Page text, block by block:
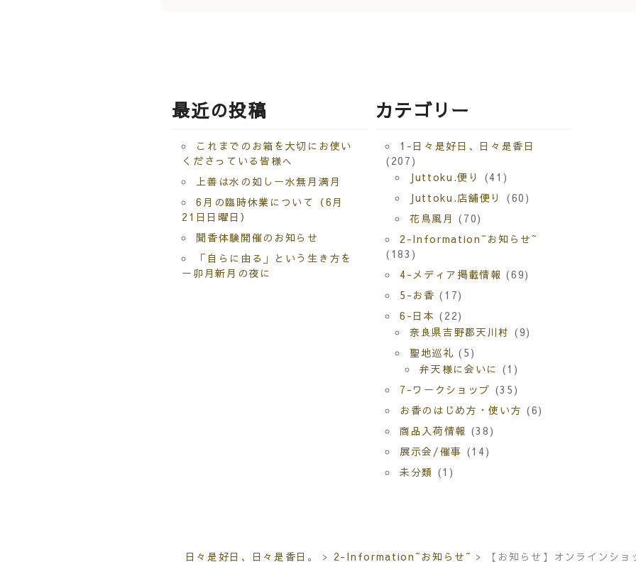
最近の投稿
これまでのお箱を大切にお使い
くださっている皆様へ
上善は水の如しー水無月満月
6月の臨時休業について（6月
21日日曜日）
聞香体験開催のお知らせ
「自らに由る」という生き方を
ー卯月新月の夜に
カテゴリー
1-日々是好日、日々是香日
(207)
Juttoku.便り
(41)
Juttoku.店舗便り
(60)
花鳥風月 (70)
2-Information~お知らせ~
(183)
4-メディア掲載情報 (69)
5-お香 (17)
6-日本 (22)
奈良県吉野郡天川村 (9)
聖地巡礼 (5)
弁天様に会いに (1)
7-ワークショップ (35)
お香のはじめ方・使い方 (6)
商品入荷情報 (38)
展示会/催事 (14)
未分類 (1)
日々是好日、日々是香日。 > 2-Information~お知らせ~ > 【お知らせ】オンラインシ